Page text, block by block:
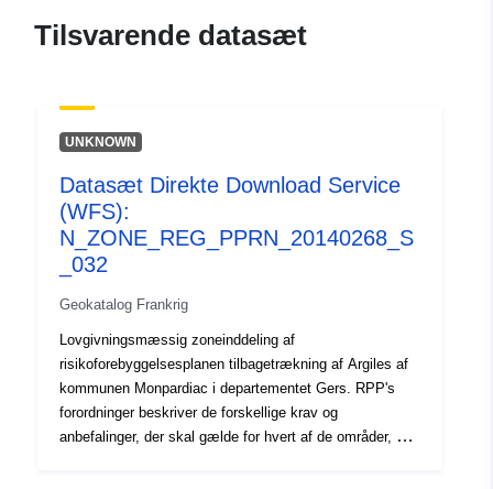
0c89-452a-bbe5-
46d1-8144-7ec98a3933df
Type:
http://inspire.ec.europa.eu/
Tilsvarende datasæt
UNKNOWN
Datasæt Direkte Download Service
(WFS):
N_ZONE_REG_PPRN_20140268_S
_032
Geokatalog Frankrig
Lovgivningsmæssig zoneinddeling af
risikoforebyggelsesplanen tilbagetrækning af Argiles af
kommunen Monpardiac i departementet Gers. RPP's
forordninger beskriver de forskellige krav og
anbefalinger, der skal gælde for hvert af de områder, der